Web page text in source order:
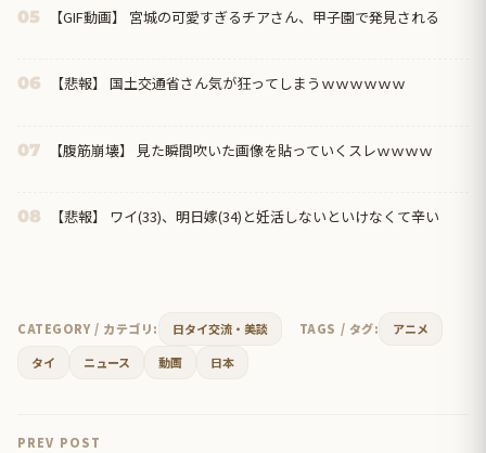
05 【GIF動画】 宮城の可愛すぎるチアさん、甲子園で発見される
06 【悲報】 国土交通省さん気が狂ってしまうｗｗｗｗｗｗ
07 【腹筋崩壊】 見た瞬間吹いた画像を貼っていくスレｗｗｗｗ
08 【悲報】 ワイ(33)、明日嫁(34)と妊活しないといけなくて辛い
CATEGORY / カテゴリ: 日タイ交流・美談 TAGS / タグ:
アニメ
タイ
ニュース 動画 日本
PREV POST